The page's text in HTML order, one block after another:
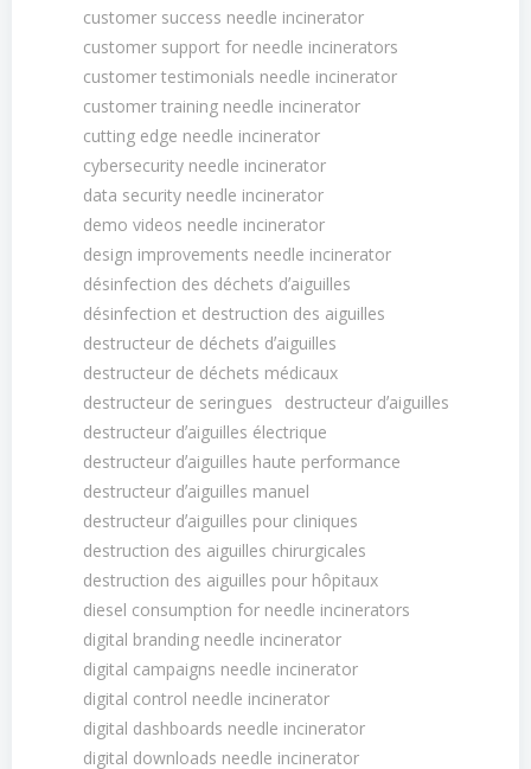
customer success needle incinerator
customer support for needle incinerators
customer testimonials needle incinerator
customer training needle incinerator
cutting edge needle incinerator
cybersecurity needle incinerator
data security needle incinerator
demo videos needle incinerator
design improvements needle incinerator
désinfection des déchets dʼaiguilles
désinfection et destruction des aiguilles
destructeur de déchets dʼaiguilles
destructeur de déchets médicaux
destructeur de seringues
destructeur dʼaiguilles
destructeur dʼaiguilles électrique
destructeur dʼaiguilles haute performance
destructeur dʼaiguilles manuel
destructeur dʼaiguilles pour cliniques
destruction des aiguilles chirurgicales
destruction des aiguilles pour hôpitaux
diesel consumption for needle incinerators
digital branding needle incinerator
digital campaigns needle incinerator
digital control needle incinerator
digital dashboards needle incinerator
digital downloads needle incinerator